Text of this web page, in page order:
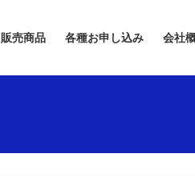
販売商品 各種お申し込み 会社